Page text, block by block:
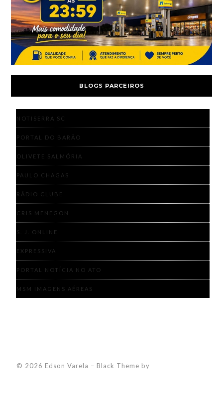
BLOGS PARCEIROS
NOTISERRA SC
PORTAL DO BARÃO
OLIVETE SALMÓRIA
PAULO CHAGAS
RÁDIO CLUBE
CRIS MENEGON
S. J. ONLINE
EXPRESSIVA
PORTAL NOTÍCIA NO ATO
MSM IMAGENS AÉREAS
© 2026 Edson Varela – Black Theme by